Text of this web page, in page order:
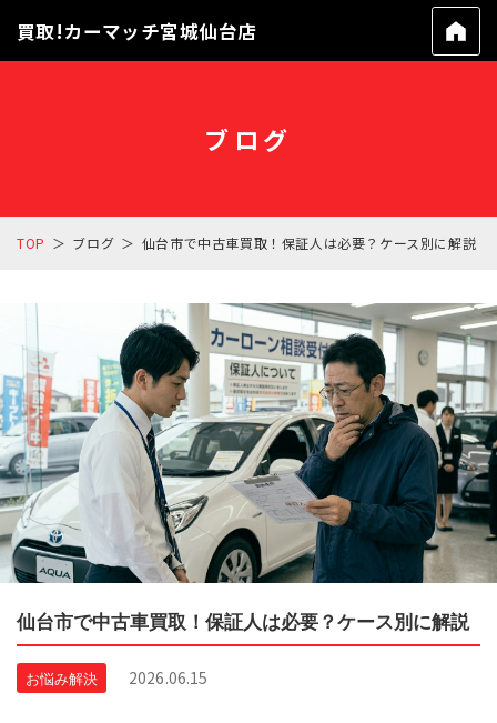
買取!カーマッチ宮城仙台店
ブログ
TOP ブログ 仙台市で中古車買取！保証人は必要？ケース別に解説
仙台市で中古車買取！保証人は必要？ケース別に解説
お悩み解決 2026.06.15